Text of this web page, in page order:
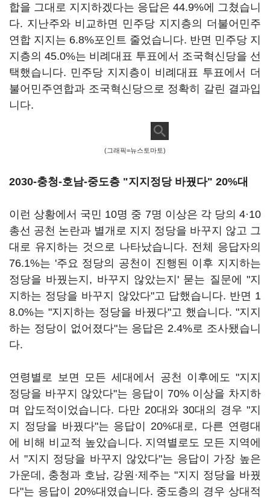
합을 그대로 지지하겠다는 응답은 44.9%에 그쳤습니
다. 지난주와 비교하면 민주당 지지층의 더불어민주
연합 지지는 6.8%포인트 줄었습니다. 반면 민주당 지
지층의 45.0%는 비례대표 투표에서 조국혁신당을 선
택했습니다. 민주당 지지층이 비례대표 투표에서 더
불어민주연합과 조국혁신당으로 정확히 갈린 결과입
니다.
(그래픽=뉴스토마토)
2030-충청-호남-중도층 "지지정당 바꿨다" 20%대
이런 상황에서 국민 10명 중 7명 이상은 각 당의 4·10
총선 공천 논란과 별개로 지지 정당을 바꾸지 않고 그
대로 유지하는 것으로 나타났습니다. 전체 응답자의
76.1%는 '주요 정당의 공천이 진행된 이후 지지하는
정당을 바꿨는지, 바꾸지 않았는지' 묻는 질문에 "지
지하는 정당을 바꾸지 않았다"고 답했습니다. 반면 1
8.0%는 "지지하는 정당을 바꿨다"고 했습니다. "지지
하는 정당이 없어졌다"는 응답은 2.4%로 조사됐습니
다.
연령별로 보면 모든 세대에서 공천 이후에도 "지지
정당을 바꾸지 않았다"는 응답이 70% 이상을 차지하
며 압도적이었습니다. 다만 20대와 30대의 경우 "지
지 정당을 바꿨다"는 응답이 20%대로, 다른 연령대
에 비해 비교적 높았습니다. 지역별로도 모든 지역에
서 "지지 정당을 바꾸지 않았다"는 응답이 가장 높은
가운데, 충청과 호남, 강원·제주는 "지지 정당을 바꿨
다"는 응답이 20%대였습니다. 중도층의 경우 상대적